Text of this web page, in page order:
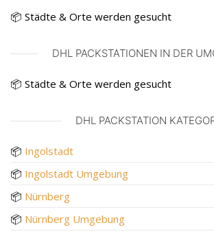
📦 Städte & Orte werden gesucht
DHL PACKSTATIONEN IN DER
📦 Städte & Orte werden gesucht
DHL PACKSTATION
📦 Ingolstadt
📦 Ingolstadt Umgebung
📦 Nürnberg
📦 Nürnberg Umgebung